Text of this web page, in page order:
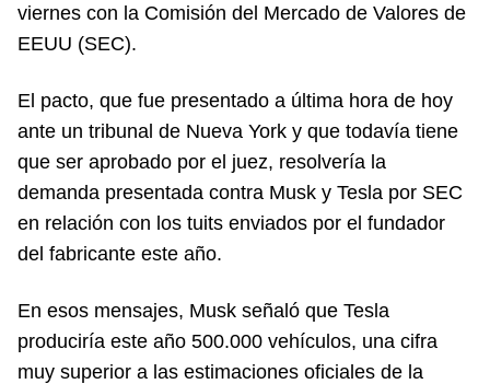
viernes con la Comisión del Mercado de Valores de
EEUU (SEC).
El pacto, que fue presentado a última hora de hoy
ante un tribunal de Nueva York y que todavía tiene
que ser aprobado por el juez, resolvería la
demanda presentada contra Musk y Tesla por SEC
en relación con los tuits enviados por el fundador
del fabricante este año.
En esos mensajes, Musk señaló que Tesla
produciría este año 500.000 vehículos, una cifra
muy superior a las estimaciones oficiales de la